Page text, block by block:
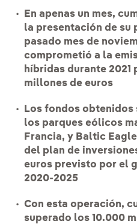
En apenas un mes,
la presentación de su
pasado mes de
comprometió a la
híbridas durante
millones de euros
Los fondos
los parques eólicos
Francia, y Baltic
del plan de
euros previsto por el
2020-2025
Con esta operación,
superado los 10.000